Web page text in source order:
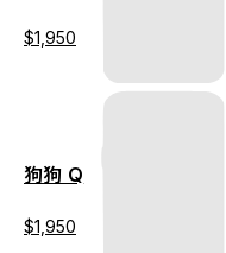
$1,950
狗狗 Q
$1,950